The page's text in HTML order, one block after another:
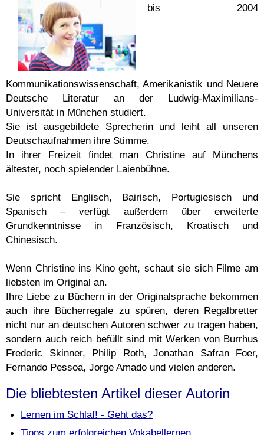
bis 2004
Kommunikationswissenschaft, Amerikanistik und Neuere
Deutsche Literatur an der Ludwig-Maximilians-
Universität in München studiert.
Sie ist ausgebildete Sprecherin und leiht all unseren
Deutschaufnahmen ihre Stimme.
In ihrer Freizeit findet man Christine auf Münchens
ältester, noch spielender Laienbühne.
Sie spricht Englisch, Bairisch, Portugiesisch und
Spanisch – verfügt außerdem über erweiterte
Grundkenntnisse in Französisch, Kroatisch und
Chinesisch.
Wenn Christine ins Kino geht, schaut sie sich Filme am
liebsten im Original an.
Ihre Liebe zu Büchern in der Originalsprache bekommen
auch ihre Bücherregale zu spüren, deren Regalbretter
nicht nur an deutschen Autoren schwer zu tragen haben,
sondern auch reich befüllt sind mit Werken von Burrhus
Frederic Skinner, Philip Roth, Jonathan Safran Foer,
Fernando Pessoa, Jorge Amado und vielen anderen.
Die bliebtesten Artikel dieser Autorin
Lernen im Schlaf! - Geht das?
Tipps zum erfolgreichen Vokabellernen